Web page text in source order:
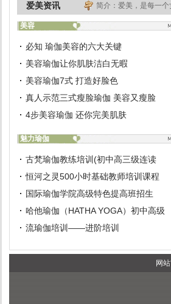
爱美资讯 简介：爱美，是每一
美容
必知 瑜伽美容的六大关键
美容瑜伽让你肌肤洁白无暇
美容瑜伽7式 打造好脸色
真人示范三式瘦脸瑜伽 美容又瘦脸
4步美容瑜伽 还你完美肌肤
魅力瑜伽
古梵瑜伽教练培训(初中高三级连读
恒河之灵500小时基础教师培训课程
国际瑜伽学院高级特色提高班招生
哈他瑜伽（HATHA YOGA）初中高级
流瑜伽培训——进阶培训
网